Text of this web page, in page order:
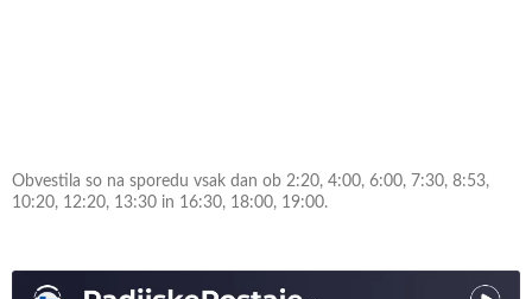
Obvestila so na sporedu vsak dan ob 2:20, 4:00, 6:00, 7:30, 8:53,
10:20, 12:20, 13:30 in 16:30, 18:00, 19:00.